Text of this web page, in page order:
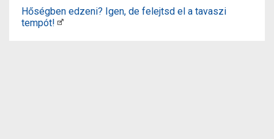
Hőségben edzeni? Igen, de felejtsd el a tavaszi
tempót!